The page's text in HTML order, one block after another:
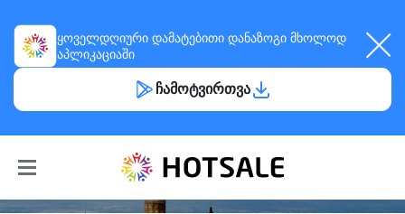
ყოველდღიური დამატებითი დანაზოგი მხოლოდ
აპლიკაციაში
ჩამოტვირთვა